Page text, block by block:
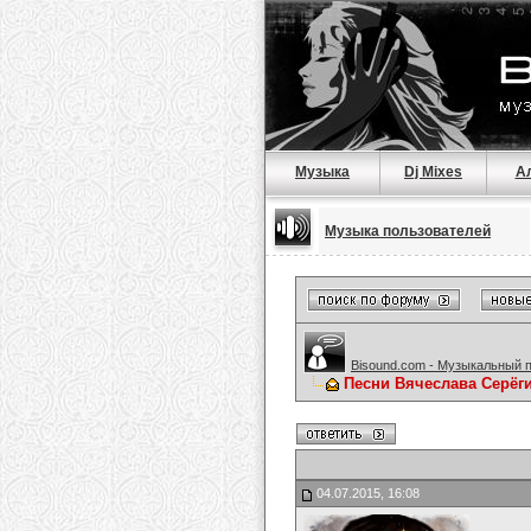
Музыка Dj Mixes
Музыка пользователей
Bisound.com - Музыкальный
Песни Вячеслава
04.07.2015, 16:08